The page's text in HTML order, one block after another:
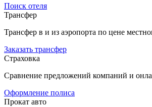
Поиск отеля
Трансфер
Трансфер в и из аэропорта по цене
Заказать трансфер
Страховка
Сравнение предложений компаний и
Оформление полиса
Прокат авто